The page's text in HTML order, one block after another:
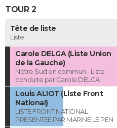
TOUR 2
Tête de liste
Liste
Carole DELGA (Liste Union
de la Gauche)
Notre Sud en commun - Liste
conduite par Carole DELGA
Louis ALIOT (Liste Front
National)
LISTE FRONT NATIONAL
PRESENTEE PAR MARINE LE PEN